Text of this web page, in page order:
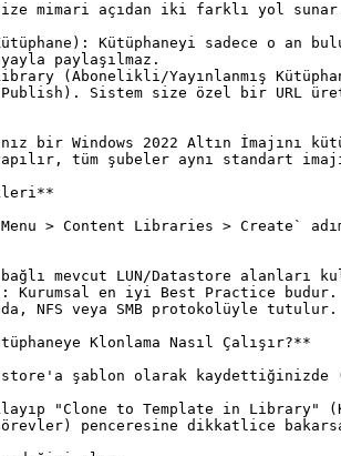
mimari açıdan iki farklı yol
Kütüphaneyi sadece o an
paylaşılmaz.
(Abonelikli/Yayınlanmış
Sistem size özel bir URL
tüm şubeler aynı standart
> Content Libraries > Create`
bağlı mevcut LUN/Datastore
Kurumsal en iyi Best Practice
NFS veya SMB protokolüyle
Klonlama Nasıl Çalışır?**
şablon olarak
"Clone to Template in Library"
penceresine dikkatlice